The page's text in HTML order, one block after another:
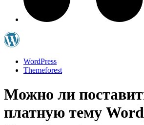
WordPress
Themeforest
Можно ли
платную тему